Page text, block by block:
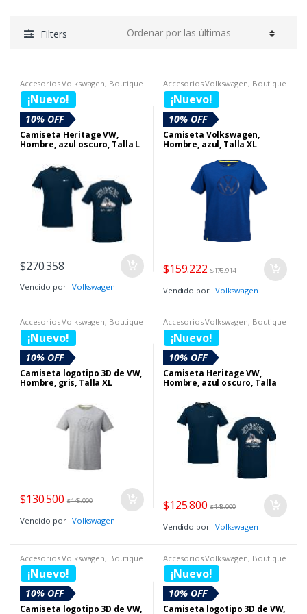
Filters
Accesorios Volkswagen, Boutique
Volkswagen,Camisetas
10% OFF
¡Nuevo!
Camiseta Heritage VW,
Hombre, azul oscuro, Talla L
$270.358
Vendido por :Volkswagen
Accesorios Volkswagen, Boutique
Volkswagen,Camisetas
10% OFF
¡Nuevo!
Camiseta Volkswagen,
Hombre, azul, Talla XL
$159.222 $176.914
Vendido por :Volkswagen
Accesorios Volkswagen, Boutique
Volkswagen,Camisetas
10% OFF
¡Nuevo!
Camiseta logotipo 3D de VW,
Hombre, gris, Talla XL
$130.500 $145.000
Vendido por :Volkswagen
Accesorios Volkswagen, Boutique
Volkswagen,Camisetas
10% OFF
¡Nuevo!
Camiseta Heritage VW,
Hombre, azul oscuro, Talla
$125.800 $148.000
Vendido por :Volkswagen
Accesorios Volkswagen, Boutique
Volkswagen,Camisetas , SECCION
BOUTIQUE DIA DE LA MUJER
10% OFF
¡Nuevo!
Camiseta logotipo 3D de VW,
Accesorios Volkswagen, Boutique
Volkswagen,Camisetas
10% OFF
¡Nuevo!
Camiseta logotipo 3D de VW,